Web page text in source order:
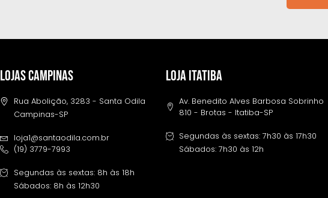
LOJAS CAMPINAS
Rua Abolição, 3283 - Santa Odila
Campinas-SP
loja1@santaodila.com.br
(19) 3779-7993
Segundas às sextas: 8h às 18h
Sábados: 8h às 12h30
LOJA ITATIBA
Av. Benedito Alves Barbosa Sobrinho
810 - Brotas - Itatiba-SP
Segundas às sextas: 7h30 às 17h30
Sábados: 7h30 às 12h